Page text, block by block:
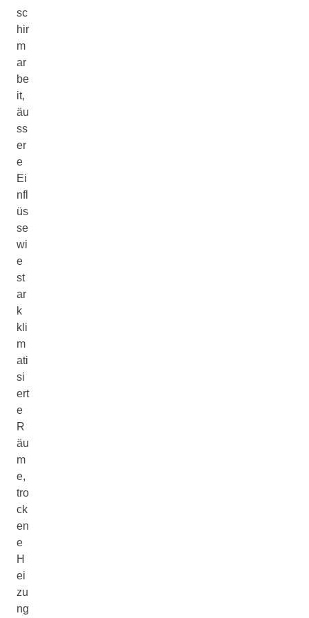
sc
hir
m
ar
be
it,
äu
ss
er
e
Ei
nfl
üs
se
wi
e
st
ar
k
kli
m
ati
si
ert
e
R
äu
m
e,
tro
ck
en
e
H
ei
zu
ng